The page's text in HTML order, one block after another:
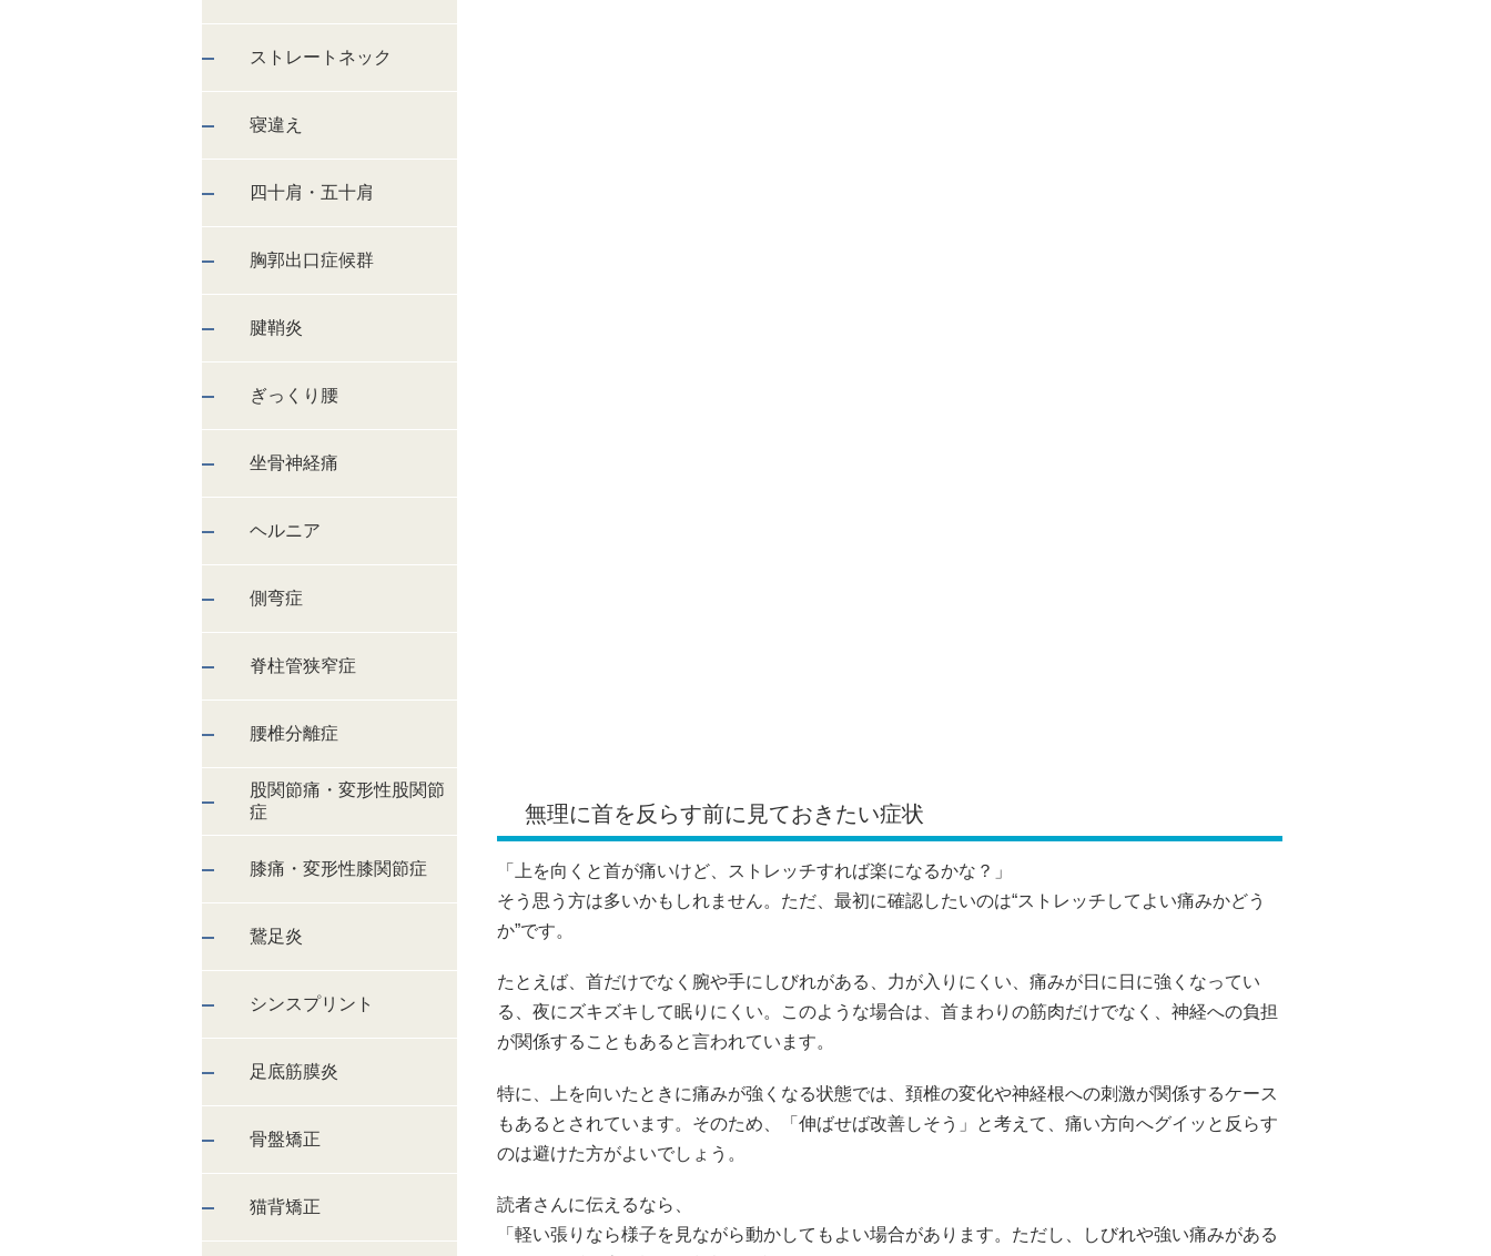
ストレートネック
寝違え
四十肩・五十肩
胸郭出口症候群
腱鞘炎
ぎっくり腰
坐骨神経痛
ヘルニア
側弯症
脊柱管狭窄症
腰椎分離症
股関節痛・変形性股関節
症
膝痛・変形性膝関節症
鵞足炎
シンスプリント
足底筋膜炎
骨盤矯正
猫背矯正
無理に首を反らす前に見ておきたい症状
「上を向くと首が痛いけど、ストレッチすれば楽になるかな？」
そう思う方は多いかもしれません。ただ、最初に確認したいのは“ストレッチしてよい痛みかどう
か”です。
たとえば、首だけでなく腕や手にしびれがある、力が入りにくい、痛みが日に日に強くなってい
る、夜にズキズキして眠りにくい。このような場合は、首まわりの筋肉だけでなく、神経への負担
が関係することもあると言われています。
特に、上を向いたときに痛みが強くなる状態では、頚椎の変化や神経根への刺激が関係するケース
もあるとされています。そのため、「伸ばせば改善しそう」と考えて、痛い方向へグイッと反らす
のは避けた方がよいでしょう。
読者さんに伝えるなら、
「軽い張りなら様子を見ながら動かしてもよい場合があります。ただし、しびれや強い痛みがある